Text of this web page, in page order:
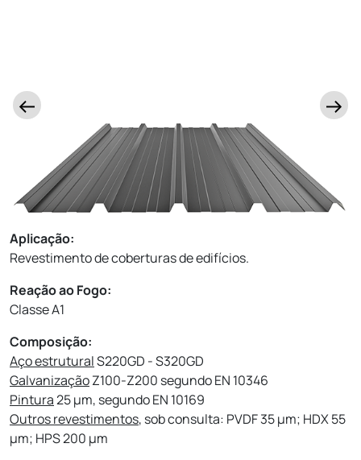
Aplicação:
Revestimento de coberturas de edifícios.
Reação ao Fogo:
Classe A1
Composição:
Aço estruturalS220GD - S320GD
GalvanizaçãoZ100-Z200 segundo EN 10346
Pintura25 µm, segundo EN 10169
Outros revestimentos, sob consulta: PVDF 35 µm; HDX 55
µm; HPS 200 µm